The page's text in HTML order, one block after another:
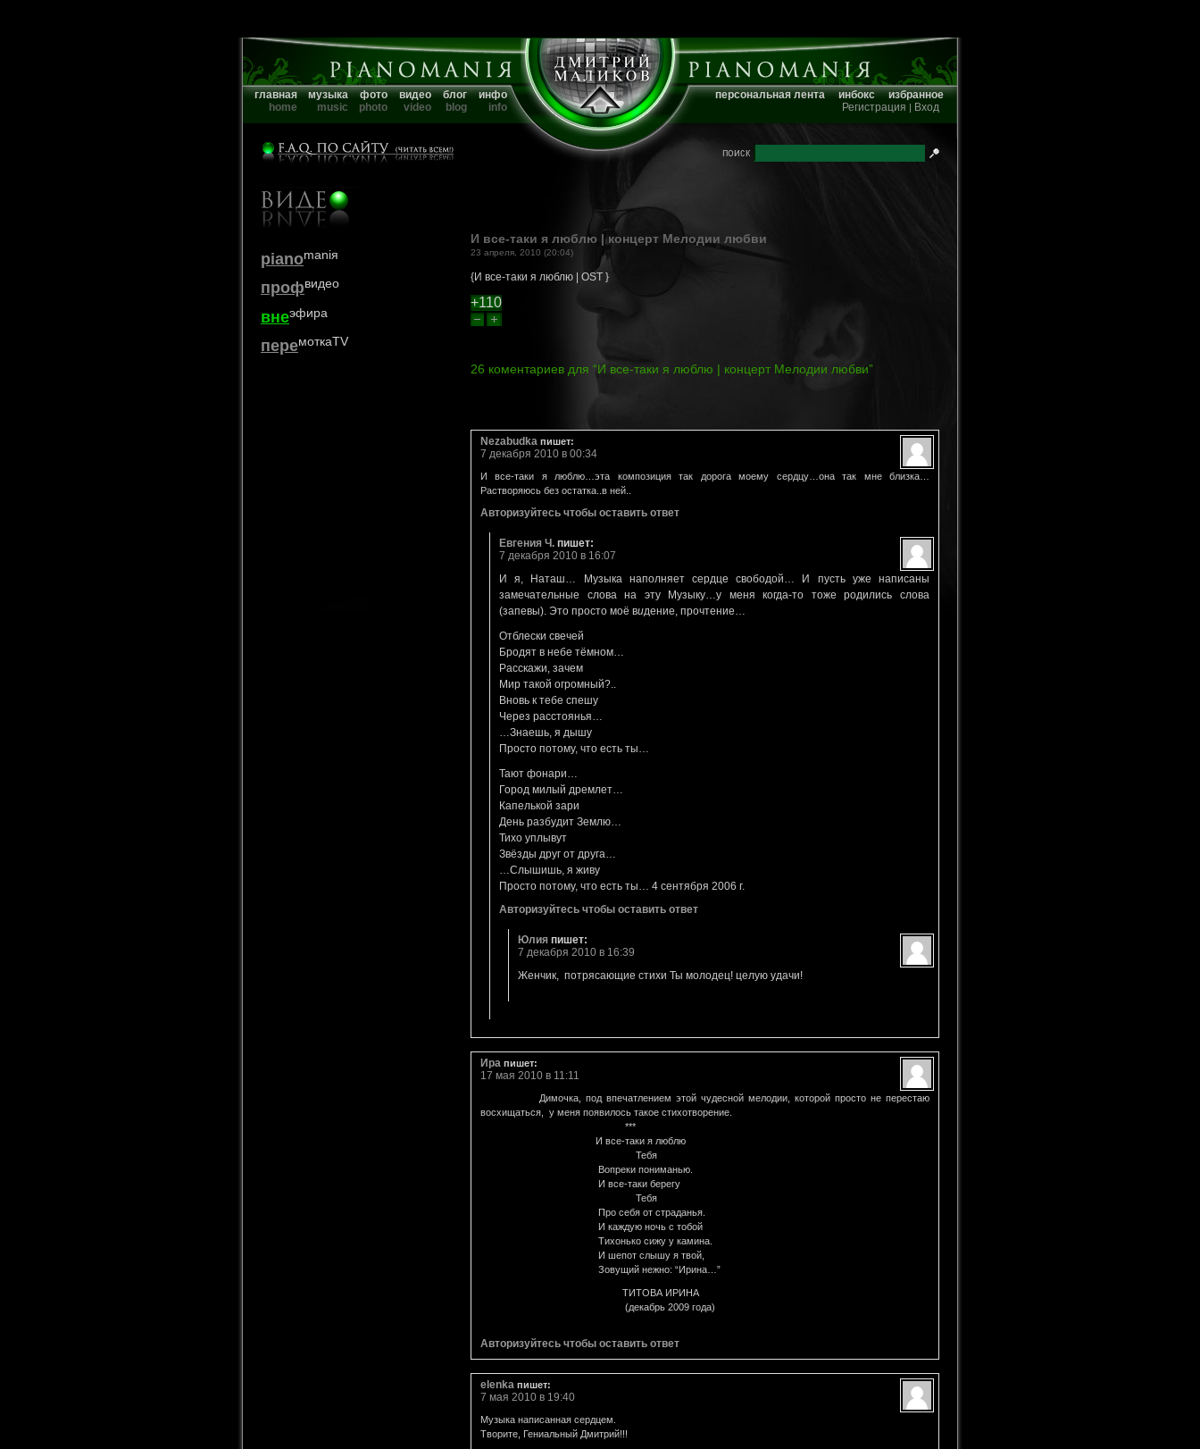
главная музыка фото видео блог
инфо
home
music photo video blog info
персональная лента инбокс
избранное
Регистрация | Вход
pianomaniя
профвидео
внеэфира
перемоткаTV
И все-таки я люблю | концерт Мелодии любви
23 апреля, 2010 (20:04)
{И все-таки я люблю | OST }
+110
26 коментариев для “И все-таки я люблю | концерт Мелодии любви”
Nezabudka пишет:
7 декабря 2010 в 00:34
И все-таки я люблю…эта композиция так дорога моему сердцу…она так мне близка…
Растворяюсь без остатка..в ней..
Авторизуйтесь чтобы оставить ответ
Евгения Ч. пишет:
7 декабря 2010 в 16:07
И я, Наташ… Музыка наполняет сердце свободой… И пусть уже написаны
замечательные слова на эту Музыку…у меня когда-то тоже родились слова
(запевы). Это просто моё видение, прочтение…
Отблески свечей
Бродят в небе тёмном…
Расскажи, зачем
Мир такой огромный?..
Вновь к тебе спешу
Через расстоянья…
…Знаешь, я дышу
Просто потому, что есть ты…
Тают фонари…
Город милый дремлет…
Капелькой зари
День разбудит Землю…
Тихо уплывут
Звёзды друг от друга…
…Слышишь, я живу
Просто потому, что есть ты… 4 сентября 2006 г.
Авторизуйтесь чтобы оставить ответ
Юлия пишет:
7 декабря 2010 в 16:39
Женчик, потрясающие стихи Ты молодец! целую удачи!
Ира пишет:
17 мая 2010 в 11:11
Димочка, под впечатлением этой чудесной мелодии, которой просто не перестаю
восхищаться, у меня появилось такое стихотворение.
***
И все-таки я люблю
Тебя
Вопреки пониманью.
И все-таки берегу
Тебя
Про себя от страданья.
И каждую ночь с тобой
Тихонько сижу у камина.
И шепот слышу я твой,
Зовущий нежно: “Ирина…”
ТИТОВА ИРИНА
(декабрь 2009 года)
Авторизуйтесь чтобы оставить ответ
elenka пишет:
7 мая 2010 в 19:40
Музыка написанная сердцем.
Творите, Гениальный Дмитрий!!!